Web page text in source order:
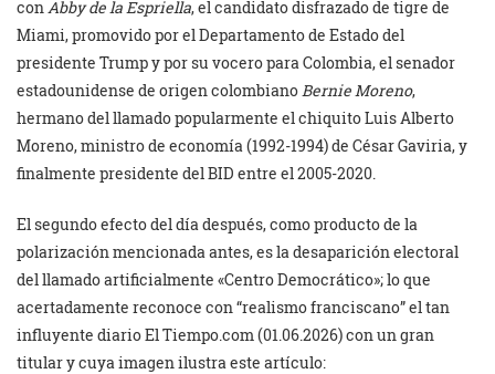
conAbby de la Espriella, el candidato disfrazado de tigre de
Miami, promovido por el Departamento de Estado del
presidente Trump y por su vocero para Colombia, el senador
estadounidense de origen colombianoBernie Moreno,
hermano del llamado popularmente el chiquito Luis Alberto
Moreno, ministro de economía (1992-1994) de César Gaviria, y
finalmente presidente del BID entre el 2005-2020.
El segundo efecto del día después, como producto de la
polarización mencionada antes, es la desaparición electoral
del llamado artificialmente «Centro Democrático»; lo que
acertadamente reconoce con “realismo franciscano” el tan
influyente diario El Tiempo.com (01.06.2026) con un gran
titular y cuya imagen ilustra este artículo: